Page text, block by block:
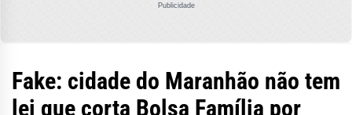
Publicidade
Fake: cidade do Maranhão não tem
lei que corta Bolsa Família por